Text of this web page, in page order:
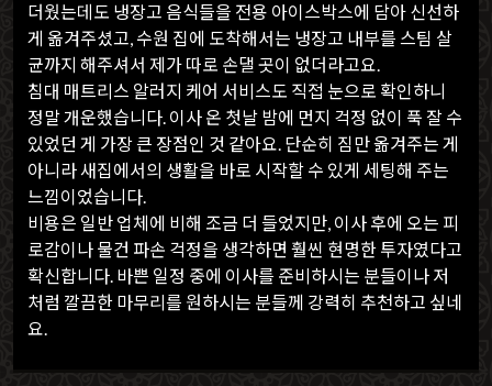
더웠는데도 냉장고 음식들을 전용 아이스박스에 담아 신선하
게 옮겨주셨고, 수원 집에 도착해서는 냉장고 내부를 스팀 살
균까지 해주셔서 제가 따로 손댈 곳이 없더라고요.
침대 매트리스 알러지 케어 서비스도 직접 눈으로 확인하니
정말 개운했습니다. 이사 온 첫날 밤에 먼지 걱정 없이 푹 잘 수
있었던 게 가장 큰 장점인 것 같아요. 단순히 짐만 옮겨주는 게
아니라 새집에서의 생활을 바로 시작할 수 있게 세팅해 주는
느낌이었습니다.
비용은 일반 업체에 비해 조금 더 들었지만, 이사 후에 오는 피
로감이나 물건 파손 걱정을 생각하면 훨씬 현명한 투자였다고
확신합니다. 바쁜 일정 중에 이사를 준비하시는 분들이나 저
처럼 깔끔한 마무리를 원하시는 분들께 강력히 추천하고 싶네
요.